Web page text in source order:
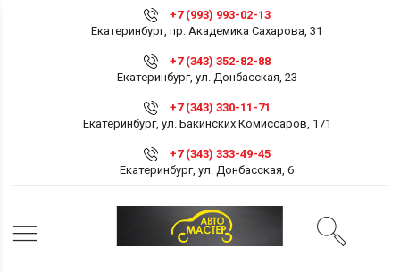
+7 (993) 993-02-13
Екатеринбург, пр. Академика Сахарова, 31
+7 (343) 352-82-88
Екатеринбург, ул. Донбасская, 23
+7 (343) 330-11-71
Екатеринбург, ул. Бакинских Комиссаров, 171
+7 (343) 333-49-45
Екатеринбург, ул. Донбасская, 6